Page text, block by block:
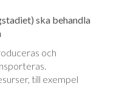
ska behandla
och
till exempel